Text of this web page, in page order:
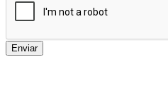
Enviar